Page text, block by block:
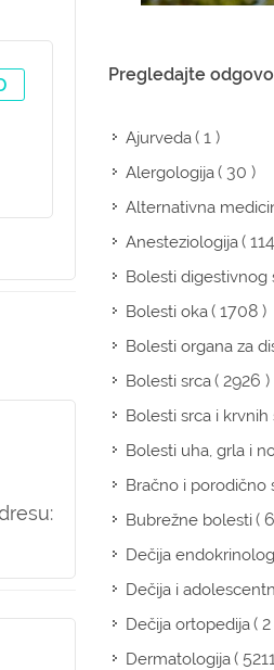
Pregledajte
Ajurveda( 1 )
Alergologija( 30 )
Alternativna
Anesteziologija(
Bolesti digestivnog
Bolesti oka( 1708 )
Bolesti organa za
Bolesti srca( 2926 )
Bolesti srca i krvnih
Bolesti uha, grla i
Bračno i porodično
Bubrežne bolesti(
Dečija
Dečija i
Dečija ortopedija( 2
Dermatologija(